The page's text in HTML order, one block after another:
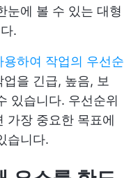
눈에 볼 수 있는 대형
.
하여 작업의 우선순
업을 긴급, 높음, 보
있습니다. 우선순위
가장 중요한 목표에
습니다.